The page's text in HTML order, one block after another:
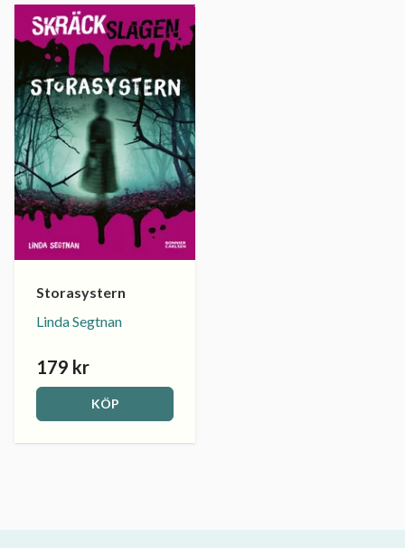
Storasystern
Linda Segtnan
179 kr
KÖP